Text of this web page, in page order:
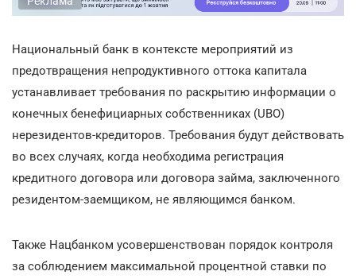
Национальный банк в контексте мероприятий из
предотвращения непродуктивного оттока капитала
устанавливает требования по раскрытию информации о
конечных бенефициарных собственниках (UBO)
нерезидентов-кредиторов. Требования будут действовать
во всех случаях, когда необходима регистрация
кредитного договора или договора займа, заключенного
резидентом-заемщиком, не являющимся банком.
Также Нацбанком усовершенствован порядок контроля
за соблюдением максимальной процентной ставки по